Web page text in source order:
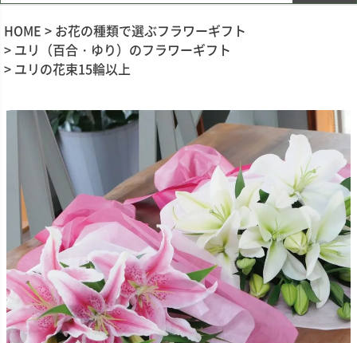
HOME
お花の種類で選ぶフラワーギフト
ユリ（百合・ゆり）のフラワーギフト
ユリの花束15輪以上